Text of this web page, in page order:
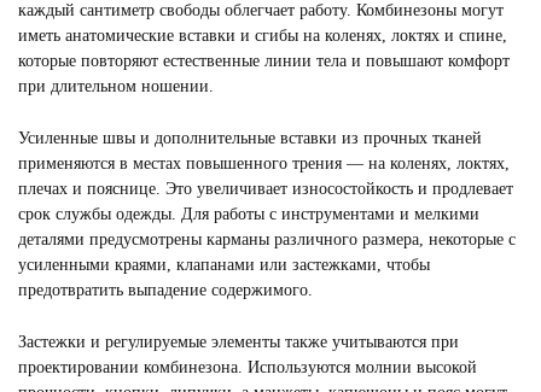
каждый сантиметр свободы облегчает работу. Комбинезоны могут
иметь анатомические вставки и сгибы на коленях, локтях и спине,
которые повторяют естественные линии тела и повышают комфорт
при длительном ношении.
Усиленные швы и дополнительные вставки из прочных тканей
применяются в местах повышенного трения — на коленях, локтях,
плечах и пояснице. Это увеличивает износостойкость и продлевает
срок службы одежды. Для работы с инструментами и мелкими
деталями предусмотрены карманы различного размера, некоторые с
усиленными краями, клапанами или застежками, чтобы
предотвратить выпадение содержимого.
Застежки и регулируемые элементы также учитываются при
проектировании комбинезона. Используются молнии высокой